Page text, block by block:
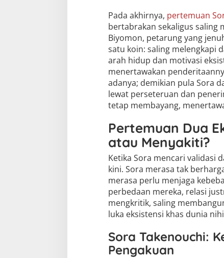
Pada akhirnya, pertemuan
bertabrakan sekaligus saling
Biyomon, petarung yang
satu koin: saling melengkapi
arah hidup dan motivasi
menertawakan
adanya; demikian pula Sora
lewat perseteruan dan
tetap membayang,
Pertemuan Dua
atau Menyakiti?
Ketika Sora mencari validasi
kini. Sora merasa tak
merasa perlu menjaga
perbedaan mereka, relasi
mengkritik, saling
luka eksistensi khas dunia
Sora Takenouchi:
Pengakuan